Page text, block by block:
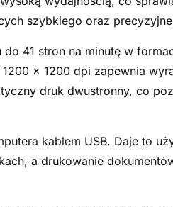
szybkiego oraz
41 stron na minutę w
x 1200 dpi zapewnia
druk dwustronny, co
kablem USB. Daje to
a drukowanie